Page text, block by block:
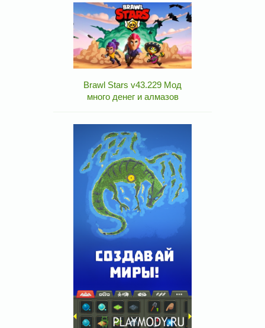
Brawl Stars v43.229 Мод
много денег и алмазов